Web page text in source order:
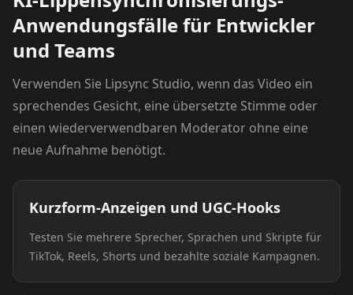
Anwendungsfälle für Entwickler
und Teams
Verwenden Sie Lipsync Studio, wenn das Video ein
sprechendes Gesicht, eine übersetzte Stimme oder
einen wiederverwendbaren Moderator ohne eine
neue Aufnahme benötigt.
Kurzform-Anzeigen und UGC-Hooks
Testen Sie mehrere Sprecher, Sprachen und Skripte für
TikTok, Reels, Shorts und bezahlte soziale Kampagnen.